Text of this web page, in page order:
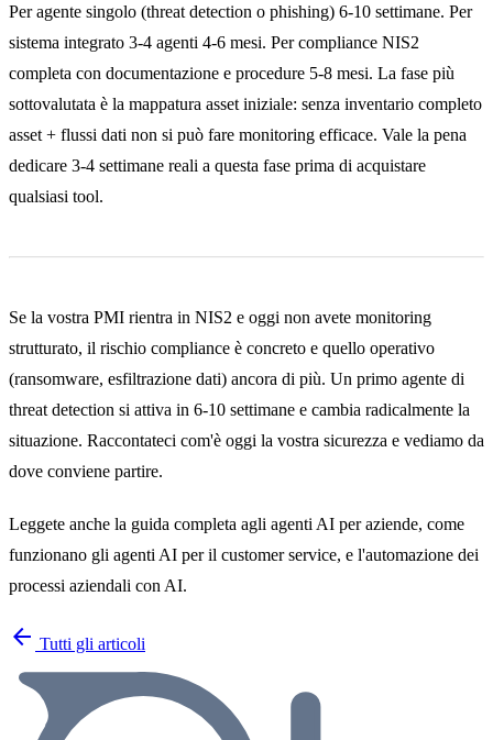
Per agente singolo (threat detection o phishing) 6-10 settimane. Per
sistema integrato 3-4 agenti 4-6 mesi. Per compliance NIS2
completa con documentazione e procedure 5-8 mesi. La fase più
sottovalutata è la mappatura asset iniziale: senza inventario completo
asset + flussi dati non si può fare monitoring efficace. Vale la pena
dedicare 3-4 settimane reali a questa fase prima di acquistare
qualsiasi tool.
Se la vostra PMI rientra in NIS2 e oggi non avete monitoring
strutturato, il rischio compliance è concreto e quello operativo
(ransomware, esfiltrazione dati) ancora di più. Un primo agente di
threat detection si attiva in 6-10 settimane e cambia radicalmente la
situazione. Raccontateci com'è oggi la vostra sicurezza e vediamo da
dove conviene partire.
Leggete anche la guida completa agli agenti AI per aziende, come
funzionano gli agenti AI per il customer service, e l'automazione dei
processi aziendali con AI.
arrow_back Tutti gli articoli